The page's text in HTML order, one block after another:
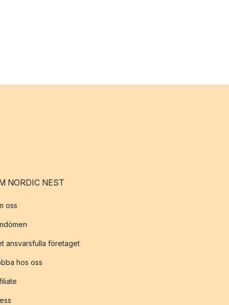
NORDIC NEST
oss
ansvarsfulla företaget
hos oss